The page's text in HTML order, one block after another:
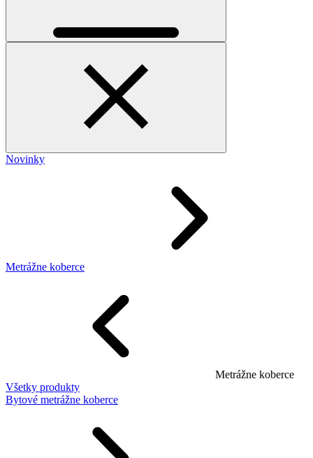
Novinky
Metrážne koberce
Metrážne koberce
Všetky produkty
Bytové metrážne koberce